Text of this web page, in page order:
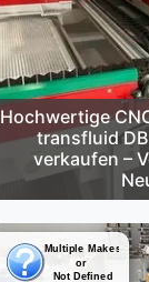
Hochwertige
transfluid
verkaufen –